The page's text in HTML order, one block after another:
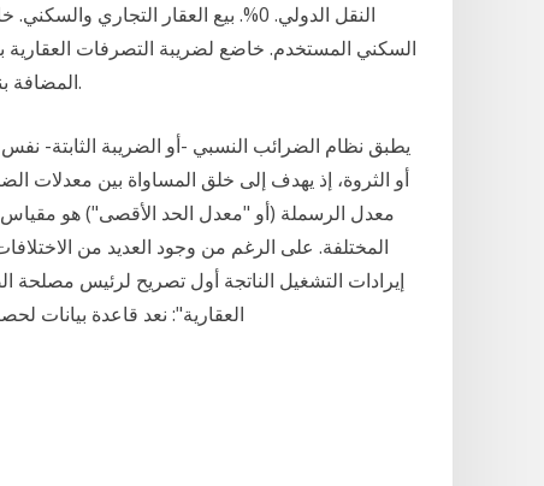
المضافة بنسبة 15% - لا تنطبق عليه ضريبة التصرفات العقارية.
يطبق نظام الضرائب النسبي -أو الضريبة الثابتة-
أو الثروة، إذ يهدف إلى خلق المساواة بين معدلات
معدل الرسملة (أو "معدل الحد الأقصى") هو مقياس
المختلفة. على الرغم من وجود العديد من
العقارية": نعد قاعدة بيانات